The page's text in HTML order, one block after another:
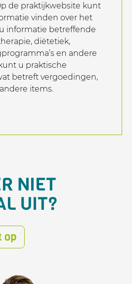
de praktijkwebsite kunt
vinden over het
informatie betreffende
diëtetiek,
en andere
u praktische
betreft vergoedingen,
items.
NIET
UIT?
op